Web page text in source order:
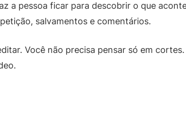
a pessoa ficar para descobrir o que
salvamentos e comentários.
Você não precisa pensar só em